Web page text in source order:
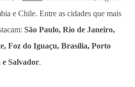
e Chile. Entre as cidades que mais
São Paulo, Rio de Janeiro,
Foz do Iguaçu, Brasília, Porto
Salvador.